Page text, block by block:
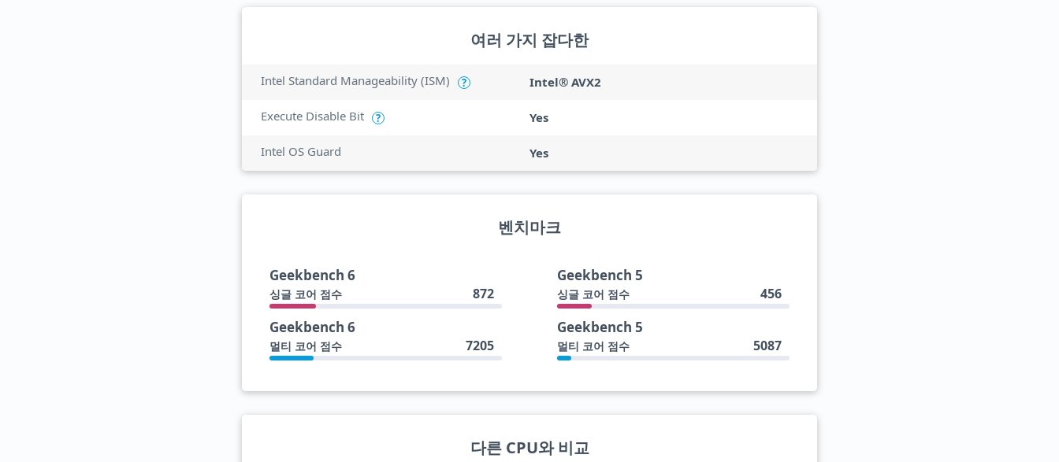
여러 가지 잡다한
Intel Standard Manageability (ISM) ? Intel® AVX2
Execute Disable Bit ? Yes
Intel OS Guard Yes
벤치마크
Geekbench 6
싱글 코어 점수 872
Geekbench 6
멀티 코어 점수 7205
Geekbench 5
싱글 코어 점수 456
Geekbench 5
멀티 코어 점수 5087
다른 CPU와 비교